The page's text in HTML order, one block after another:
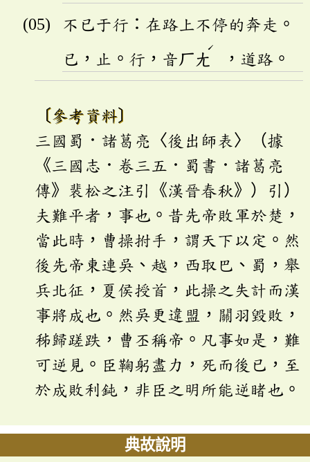
不已于行：在路上不停的奔走。
已，止。行，音ㄏㄤ
ˊ
，道路。
〔參考資料〕
三國蜀．諸葛亮〈後出師表〉（據
《三國志．卷三五．蜀書．諸葛亮
傳》裴松之注引《漢晉春秋》）引）
夫難平者，事也。昔先帝敗軍於楚，
當此時，曹操拊手，謂天下以定。然
後先帝東連吳、越，西取巴、蜀，舉
兵北征，夏侯授首，此操之失計而漢
事將成也。然吳更違盟，關羽毀敗，
秭歸蹉跌，曹丕稱帝。凡事如是，難
可逆見。臣鞠躬盡力，死而後已，至
於成敗利鈍，非臣之明所能逆睹也。
典故說明